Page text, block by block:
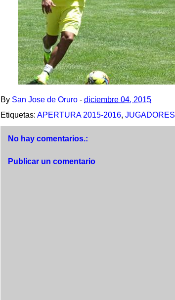
By San Jose de Oruro - diciembre 04, 2015
Etiquetas: APERTURA 2015-2016, JUGADORES
No hay comentarios.:
Publicar un comentario